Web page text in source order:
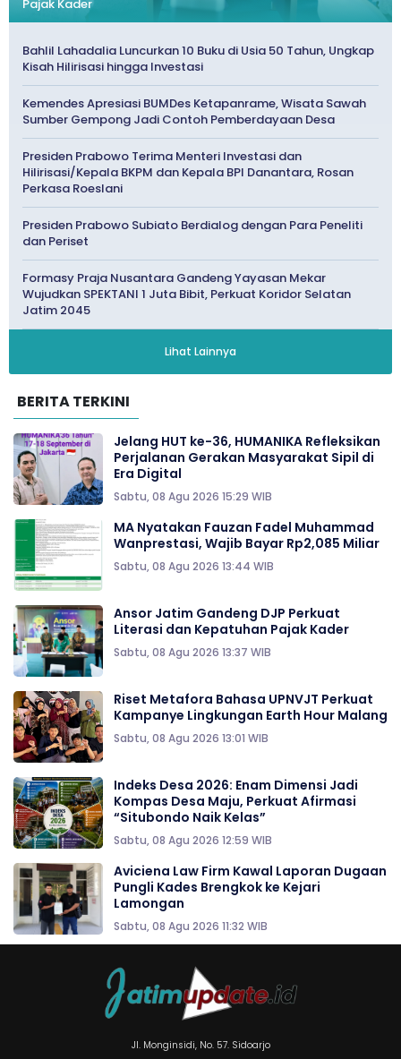
Pajak Kader
Bahlil Lahadalia Luncurkan 10 Buku di Usia 50 Tahun, Ungkap
Kisah Hilirisasi hingga Investasi
Kemendes Apresiasi BUMDes Ketapanrame, Wisata Sawah
Sumber Gempong Jadi Contoh Pemberdayaan Desa
Presiden Prabowo Terima Menteri Investasi dan
Hilirisasi/Kepala BKPM dan Kepala BPI Danantara, Rosan
Perkasa Roeslani
Presiden Prabowo Subiato Berdialog dengan Para Peneliti
dan Periset
Formasy Praja Nusantara Gandeng Yayasan Mekar
Wujudkan SPEKTANI 1 Juta Bibit, Perkuat Koridor Selatan
Jatim 2045
Lihat Lainnya
BERITA TERKINI
Jelang HUT ke-36, HUMANIKA Refleksikan
Perjalanan Gerakan Masyarakat Sipil di
Era Digital
Sabtu, 08 Agu 2026 15:29 WIB
MA Nyatakan Fauzan Fadel Muhammad
Wanprestasi, Wajib Bayar Rp2,085 Miliar
Sabtu, 08 Agu 2026 13:44 WIB
Ansor Jatim Gandeng DJP Perkuat
Literasi dan Kepatuhan Pajak Kader
Sabtu, 08 Agu 2026 13:37 WIB
Riset Metafora Bahasa UPNVJT Perkuat
Kampanye Lingkungan Earth Hour Malang
Sabtu, 08 Agu 2026 13:01 WIB
Indeks Desa 2026: Enam Dimensi Jadi
Kompas Desa Maju, Perkuat Afirmasi
“Situbondo Naik Kelas”
Sabtu, 08 Agu 2026 12:59 WIB
Aviciena Law Firm Kawal Laporan Dugaan
Pungli Kades Brengkok ke Kejari
Lamongan
Sabtu, 08 Agu 2026 11:32 WIB
Jl. Monginsidi, No. 57. Sidoarjo